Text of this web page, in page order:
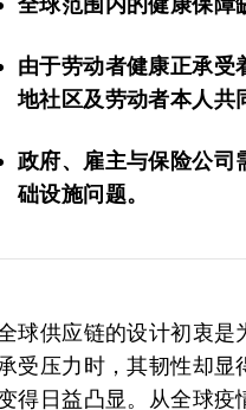
由于劳动者健康正承受
地社区及劳动者本人共
政府、雇主与保险公司
础设施问题。
球供应链的设计初衷是
受压力时，其韧性却显
得日益凸显。从全球疫